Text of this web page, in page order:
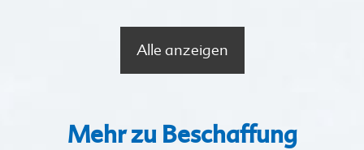
Alle anzeigen
Mehr zu Beschaffung